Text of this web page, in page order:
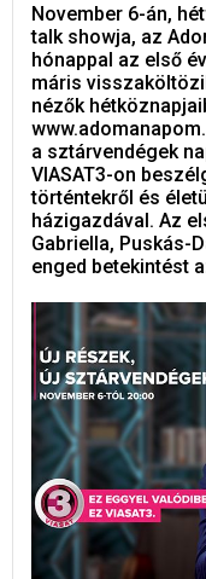
November 6-án,
talk showja, az
hónappal az első
máris
nézők
a sztárvendégek
VIASAT3-on
történtekről és
házigazdával. Az
Gabriella, Puskás-
enged betekintést